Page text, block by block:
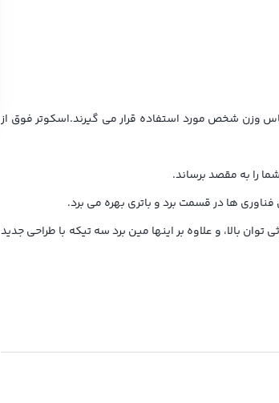
شخص مورد استفاده قرار می گیرند.اسکوتر فوق از
ها در قسمت برد و باتری بهره می برد.
بالا، و علاوه بر اینها مین برد سه تیکه با طراحی جدید